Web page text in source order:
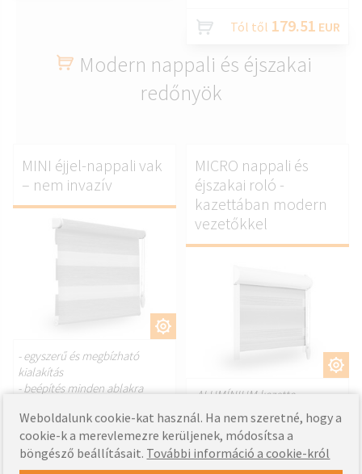
Tól től 179.51 EUR
Modern nappali és éjszakai
redőnyök
MINI éjjel-nappali vak
– nem invazív
- egyszerű és megbízható
kialakítás
- beépítés minden ablakra
Tól től23.91EUR
MICRO nappali és
éjszakai roló -
kazettában modern
vezetőkkel
- ALUMÍNIUM kazetta
- Mikro-vezetők rögzítve az
üvegező gyöngyökhöz
- A szövet az üveghez ér
Weboldalunk cookie-kat használ. Ha nem szeretné, hogy a
cookie-k a merevlemezre kerüljenek, módosítsa a
böngésző beállításait. További információ a cookie-król